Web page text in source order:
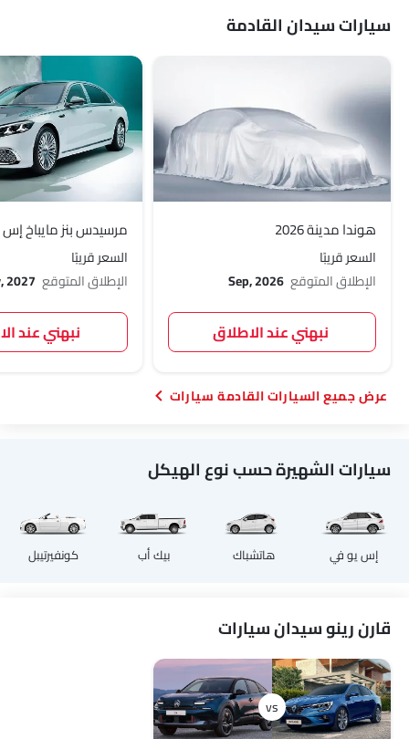
سيارات سيدان القادمة
هوندا مدينة 2026
السعر قريبًا
الإطلاق المتوقع Sep, 2026
نبهني عند الاطلاق
مرسيدس بنز مايباخ إس
السعر قريبًا
الإطلاق المتوقع 2027
نبهني عند
السيارات القادمة سيارات
سيارات الشهيرة حسب نوع الهيكل
إس يو في هاتشباك بيك أب كونفيرتيبل
قارن رينو سيدان سيارات